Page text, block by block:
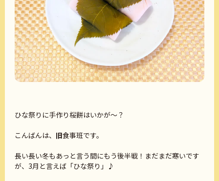
ひな祭りに手作り桜餅はいかが～？
こんばんは、 旧食事班です。
長い長い冬もあっと言う間にもう後半戦！まだまだ寒いです
が、3月と言えば「ひな祭り」♪